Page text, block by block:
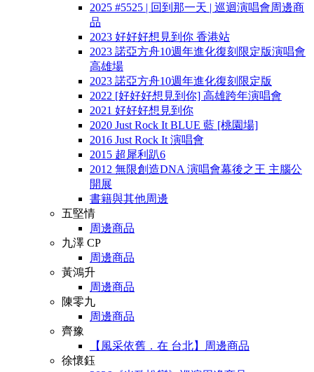
2025 #5525 | 回到那一天 | 巡迴演唱會周邊商
品
2023 好好好想見到你 香港站
2023 諾亞方舟10週年進化復刻限定版演唱會
高雄場
2023 諾亞方舟10週年進化復刻限定版
2022 [好好好想見到你] 高雄跨年演唱會
2021 好好好想見到你
2020 Just Rock It BLUE 藍 [桃園場]
2016 Just Rock It 演唱會
2015 超犀利趴6
2012 無限創造DNA 演唱會幕後之王 主腦公
開展
書籍與其他周邊
五堅情
周邊商品
九澤 CP
周邊商品
黃鴻升
周邊商品
陳零九
周邊商品
齊豫
【風采依舊．在 台北】周邊商品
徐懷鈺